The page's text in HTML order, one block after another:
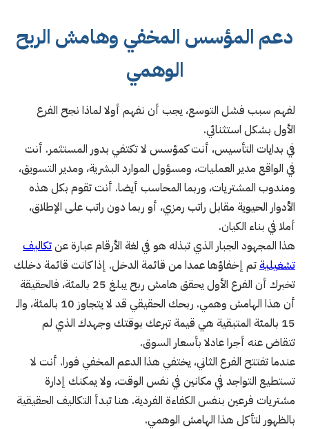
دعم المؤسس المخفي وهامش الربح
الوهمي
لفهم سبب فشل التوسع، يجب أن نفهم أولا لماذا نجح الفرع
الأول بشكل استثنائي.
في بدايات التأسيس، أنت كمؤسس لا تكتفي بدور المستثمر. أنت
في الواقع مدير العمليات، ومسؤول الموارد البشرية، ومدير التسويق،
ومندوب المشتريات، وربما المحاسب أيضا. أنت تقوم بكل هذه
الأدوار الحيوية مقابل راتب رمزي، أو ربما دون راتب على الإطلاق،
أملا في بناء الكيان.
هذا المجهود الجبار الذي تبذله هو في لغة الأرقام عبارة عنتكاليف
تشغيليةتم إخفاؤها عمدا من قائمة الدخل. إذا كانت قائمة دخلك
تخبرك أن الفرع الأول يحقق هامش ربح يبلغ 25 بالمئة، فالحقيقة
أن هذا الهامش وهمي. ربحك الحقيقي قد لا يتجاوز 10 بالمئة، والـ
15 بالمئة المتبقية هي قيمة تبرعك بوقتك وجهدك الذي لم
تتقاض عنه أجرا عادلا بأسعار السوق.
عندما تفتتح الفرع الثاني، يختفي هذا الدعم المخفي فورا. أنت لا
تستطيع التواجد في مكانين في نفس الوقت، ولا يمكنك إدارة
مشتريات فرعين بنفس الكفاءة الفردية. هنا تبدأ التكاليف الحقيقية
بالظهور لتأكل هذا الهامش الوهمي.